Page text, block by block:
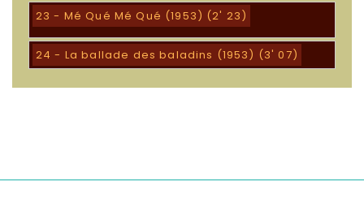
23 - Mé Qué Mé Qué (1953) (2' 23)
24 - La ballade des baladins (1953) (3' 07)